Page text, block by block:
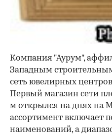
Компания "Аурум",
Западным
сеть ювелирных
Первый магазин сети
м открылся на днях на
ассортимент включает
наименований, а